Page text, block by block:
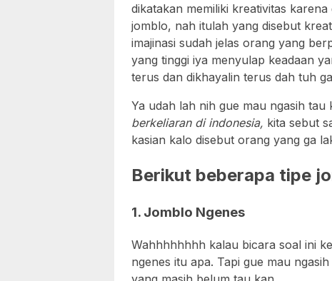
dikatakan memiliki kreativitas
jomblo, nah itulah yang disebut
imajinasi sudah jelas orang yang
yang tinggi iya menyulap keadaan
terus dan dikhayalin terus dah tuh
Ya udah lah nih gue mau ngasih tau
berkeliaran di indonesia, kita sebut
kasian kalo disebut orang yang ga
Berikut beberapa tipe
1. Jomblo Ngenes
Wahhhhhhhh kalau bicara soal ini
ngenes itu apa. Tapi gue mau